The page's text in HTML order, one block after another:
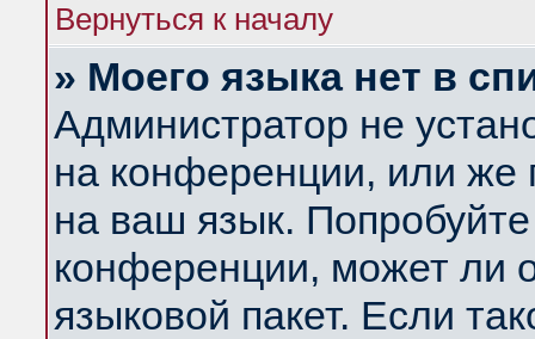
Вернуться к началу
» Моего языка нет в
Администратор не
на конференции, или же
на ваш язык.
конференции, может ли
языковой пакет. Если